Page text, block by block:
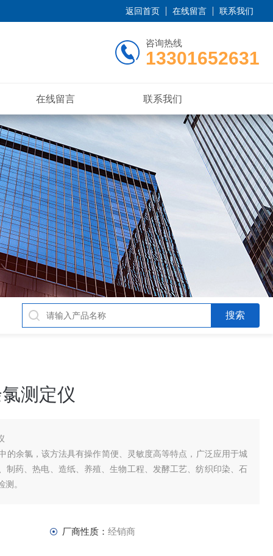
返回首页 在线留言 联系我们
咨询热线
13301652631
在线留言 联系我们
测定仪
的余氯，该方法具有操作简便、灵敏度高等特点，广泛应用于城
制药、热电、造纸、养殖、生物工程、发酵工艺、纺织印染、石
。
厂商性质： 经销商